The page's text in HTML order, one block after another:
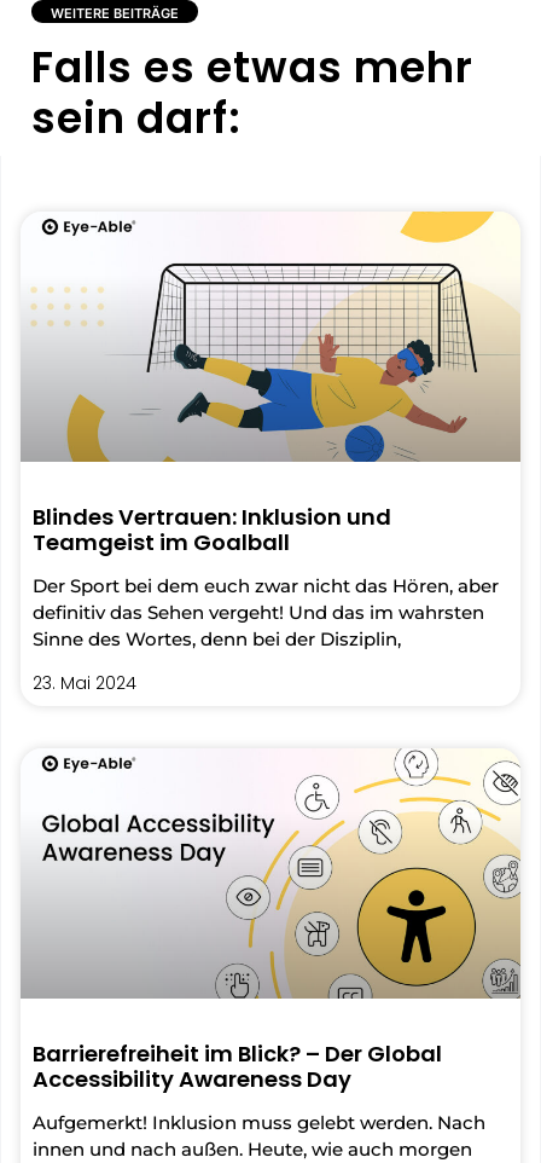
WEITERE BEITRÄGE
Falls es etwas mehr
sein darf:
Blindes Vertrauen: Inklusion und
Teamgeist im Goalball
Der Sport bei dem euch zwar nicht das Hören, aber
definitiv das Sehen vergeht! Und das im wahrsten
Sinne des Wortes, denn bei der Disziplin,
23. Mai 2024
Barrierefreiheit im Blick? – Der Global
Accessibility Awareness Day
Aufgemerkt! Inklusion muss gelebt werden. Nach
innen und nach außen. Heute, wie auch morgen